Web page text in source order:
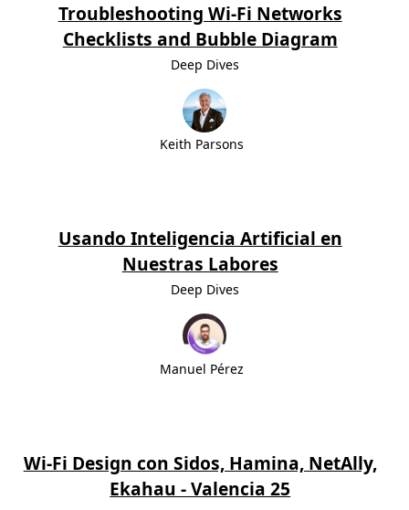
Troubleshooting Wi-Fi Networks
Checklists and Bubble Diagram
Deep Dives
Keith Parsons
Usando Inteligencia Artificial en
Nuestras Labores
Deep Dives
Manuel Pérez
Wi-Fi Design con Sidos, Hamina, NetAlly,
Ekahau - Valencia 25